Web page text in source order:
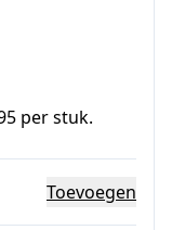
per stuk.
Toevoegen